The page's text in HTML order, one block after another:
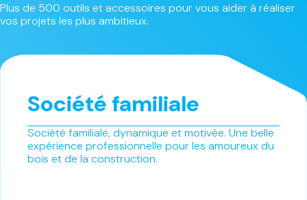
Plus de 500 outils et accessoires pour vous aider à réaliser
vos projets les plus ambitieux.
Société familiale
Société familiale, dynamique et motivée. Une belle
expérience professionnelle pour les amoureux du
bois et de la construction.